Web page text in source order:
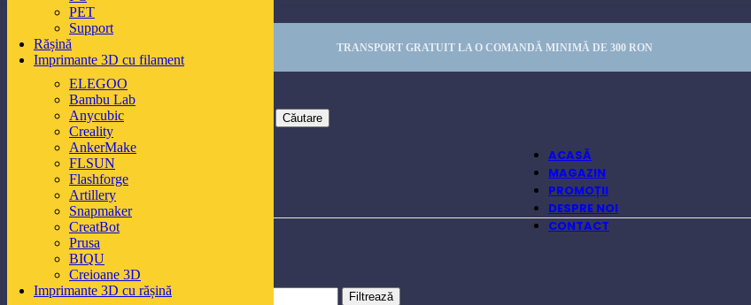
Skip to navigation
TRANSPORT GRATUIT LA O COMANDĂ MINIMĂ DE 300 RON
Căutare
PET
Support
Rășină
Imprimante 3D cu filament
ELEGOO
Bambu Lab
Anycubic
Creality
AnkerMake
FLSUN
Flashforge
Artillery
Snapmaker
CreatBot
Prusa
BIQU
Creioane 3D
Imprimante 3D cu rășină
ACASĂ
MAGAZIN
PROMOȚII
DESPRE NOI
CONTACT
Închideți
Filtrează după preț
Preț
Filtrează